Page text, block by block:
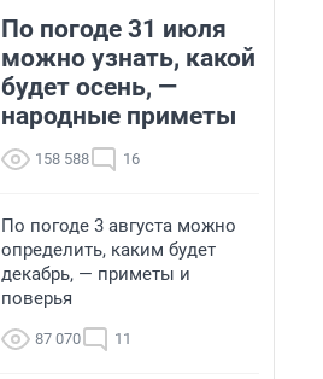
По погоде 31 июля
можно узнать, какой
будет осень, —
народные приметы
158 588 16
По погоде 3 августа можно
определить, каким будет
декабрь, — приметы и
поверья
87 070 11